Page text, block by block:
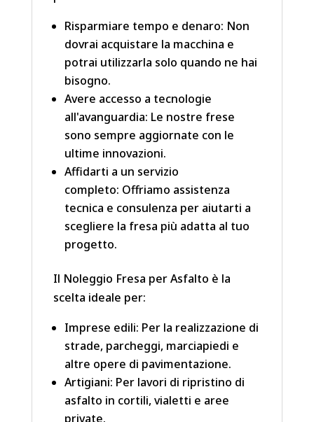
Risparmiare tempo e denaro: Non
dovrai acquistare la macchina e
potrai utilizzarla solo quando ne hai
bisogno.
Avere accesso a tecnologie
all'avanguardia: Le nostre frese
sono sempre aggiornate con le
ultime innovazioni.
Affidarti a un servizio
completo: Offriamo assistenza
tecnica e consulenza per aiutarti a
scegliere la fresa più adatta al tuo
progetto.
Il Noleggio Fresa per Asfalto è la
scelta ideale per:
Imprese edili: Per la realizzazione di
strade, parcheggi, marciapiedi e
altre opere di pavimentazione.
Artigiani: Per lavori di ripristino di
asfalto in cortili, vialetti e aree
private.